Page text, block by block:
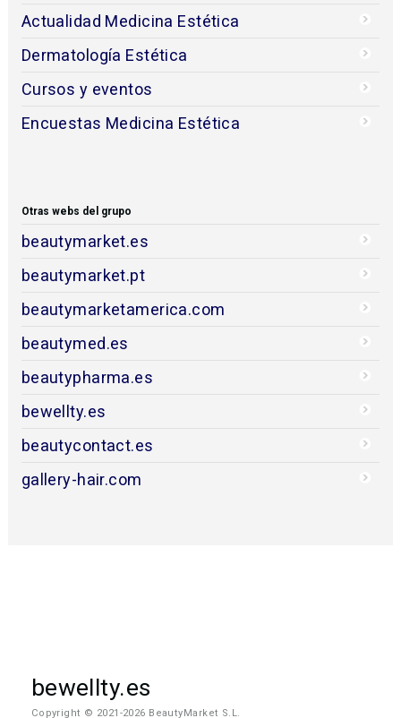
Actualidad Medicina Estética
Dermatología Estética
Cursos y eventos
Encuestas Medicina Estética
Otras webs del grupo
beautymarket.es
beautymarket.pt
beautymarketamerica.com
beautymed.es
beautypharma.es
bewellty.es
beautycontact.es
gallery-hair.com
bewellty.es
Copyright © 2021-2026 BeautyMarket S.L.